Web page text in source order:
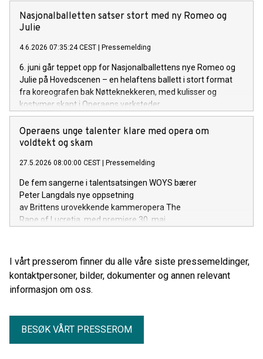
Nasjonalballetten satser stort med ny Romeo og
Julie
4.6.2026 07:35:24 CEST | Pressemelding
6. juni går teppet opp for Nasjonalballettens nye Romeo og
Julie på Hovedscenen – en helaftens ballett i stort format
fra koreografen bak Nøtteknekkeren, med kulisser og
kostymer skapt i Operaens verksteder.
Operaens unge talenter klare med opera om
voldtekt og skam
27.5.2026 08:00:00 CEST | Pressemelding
De fem sangerne i talentsatsingen WOYS bærer
Peter Langdals nye oppsetning
av Brittens urovekkende kammeropera The
Rape of Lucretia, med premiere 30. mai.
I vårt presserom finner du alle våre siste pressemeldinger,
kontaktpersoner, bilder, dokumenter og annen relevant
informasjon om oss.
BESØK VÅRT PRESSEROM